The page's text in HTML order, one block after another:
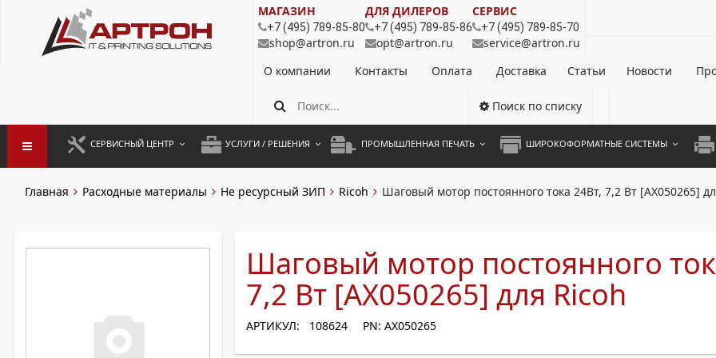
МАГАЗИН
+7 (495) 789-85-80
shop@artron.ru
ДЛЯ ДИЛЕРОВ
+7 (495) 789-85-86
opt@artron.ru
СЕРВИС
+7 (495) 789-85-70
service@artron.ru
О компании
Контакты Оплата Доставка Статьи Новости
Поиск по списку
СЕРВИСНЫЙ ЦЕНТР УСЛУГИ / РЕШЕНИЯ
АРЕНДА ОБОРУДОВАНИЯ
ПРОМЫШЛЕННАЯ ПЕЧАТЬ ШИРОКОФОРМАТНЫЕ СИСТЕМЫ
А4
Главная Расходные материалы Не ресурсный ЗИП Ricoh Шаговый мотор постоянного тока 24Вт, 7,2 Вт [AX050265]
Шаговый мотор постоянного
7,2 Вт [AX050265] для Ricoh
АРТИКУЛ: 108624 PN: AX050265